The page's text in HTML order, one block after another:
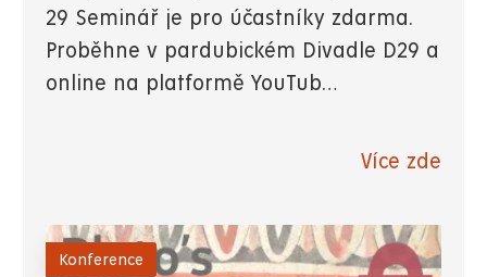
29 Seminář je pro účastníky zdarma.
Proběhne v pardubickém Divadle D29 a
online na platformě YouTub…
Více zde
Konference